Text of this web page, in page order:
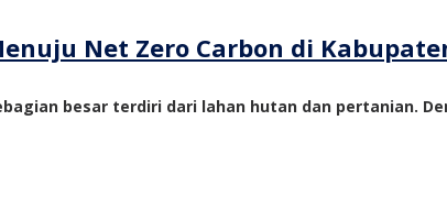
Net Zero Carbon di
besar terdiri dari lahan hutan dan pertanian.